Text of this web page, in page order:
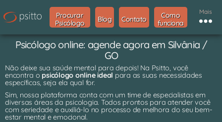
Procurar
Psicólogo
Blog Contato
Como
funciona
Mais
Psicólogo online: agende agora em Silvânia /
GO
Não deixe sua saúde mental para depois! Na Psitto, você
encontra o psicólogo online ideal para as suas necessidades
específicas, seja ela qual for.
Sim, nossa plataforma conta com um time de especialistas em
diversas áreas da psicologia. Todos prontos para atender você
com seriedade e auxiliá-lo no processo de melhora do seu bem-
estar mental e emocional.